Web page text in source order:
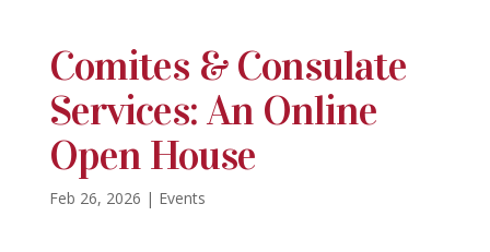
Comites & Consulate
Services: An Online
Open House
Feb 26, 2026 | Events